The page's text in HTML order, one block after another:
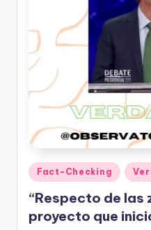
Publicado
en
Fact-Checking
“Respecto de las
proyecto que